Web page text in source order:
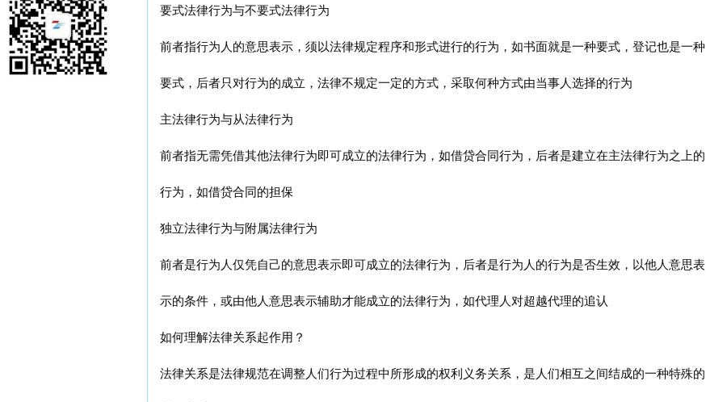
要式法律行为与不要式法律行为
前者指行为人的意思表示，须以法律规定程序和形式进行的行为，如书面就是一种要式，登记也是一种
要式，后者只对行为的成立，法律不规定一定的方式，采取何种方式由当事人选择的行为
主法律行为与从法律行为
前者指无需凭借其他法律行为即可成立的法律行为，如借贷合同行为，后者是建立在主法律行为之上的
行为，如借贷合同的担保
独立法律行为与附属法律行为
前者是行为人仅凭自己的意思表示即可成立的法律行为，后者是行为人的行为是否生效，以他人意思表
示的条件，或由他人意思表示辅助才能成立的法律行为，如代理人对超越代理的追认
如何理解法律关系起作用？
法律关系是法律规范在调整人们行为过程中所形成的权利义务关系，是人们相互之间结成的一种特殊的